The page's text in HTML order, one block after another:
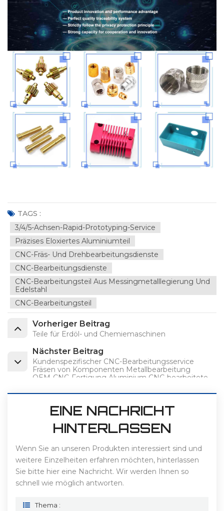
TAGS :
3/4/5-Achsen-Rapid-Prototyping-Service
Präzises Eloxiertes Aluminiumteil
CNC-Fräs- Und Drehbearbeitungsdienste
CNC-Bearbeitungsdienste
CNC-Bearbeitungsteil Aus Messingmetalllegierung Und
Edelstahl
CNC-Bearbeitungsteil
Vorheriger Beitrag
Teile für Erdöl- und Chemiemaschinen
Nächster Beitrag
Kundenspezifischer CNC-Bearbeitungsservice
Fräsen von Komponenten Metallbearbeitung
OEM-CNC-Fertigung Aluminium CNC-bearbeitete
EINE NACHRICHT
HINTERLASSEN
Wenn Sie an unseren Produkten interessiert sind und
weitere Einzelheiten erfahren möchten, hinterlassen
Sie bitte hier eine Nachricht. Wir werden Ihnen so
schnell wie möglich antworten.
Thema :